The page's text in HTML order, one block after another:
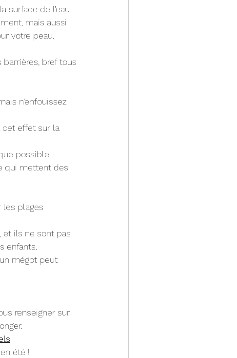
surface de l’eau.
mais aussi
votre peau.
bref tous
n’enfouissez
cet effet sur la
possible.
qui mettent des
les plages
et ils ne sont pas
enfants.
mégot peut
renseigner sur
été !